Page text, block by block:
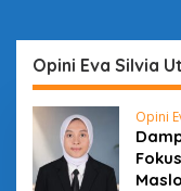
Opini Eva Silvia
Opini